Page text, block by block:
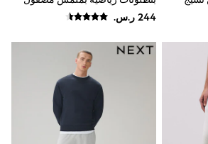
من الداخل وتلبيس قياسي